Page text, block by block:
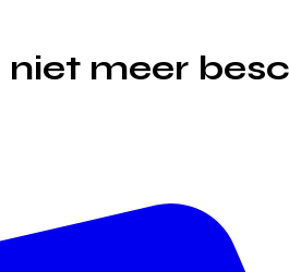
niet meer